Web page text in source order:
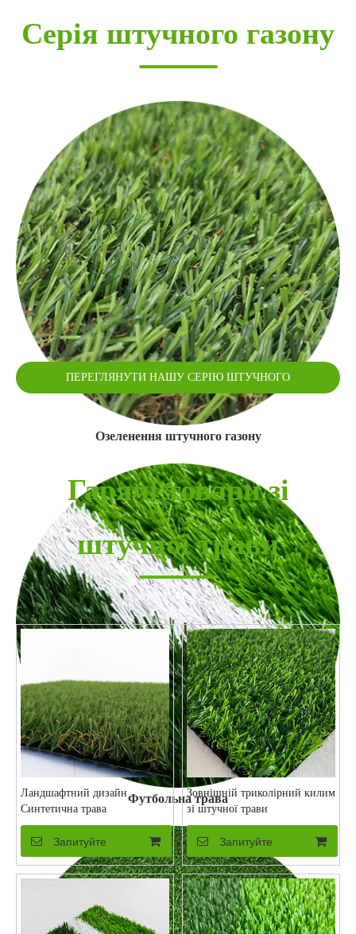
Серія штучного газону
Озеленення штучного газону
Футбольна трава
ПЕРЕГЛЯНУТИ НАШУ СЕРІЮ ШТУЧНОГО
ПОКРИТТЯ
Гарячі товари зі
штучної трави
Ландшафтний дизайн
Синтетична трава
Запитуйте
Зовнішній триколірний килим
зі штучної трави
Запитуйте